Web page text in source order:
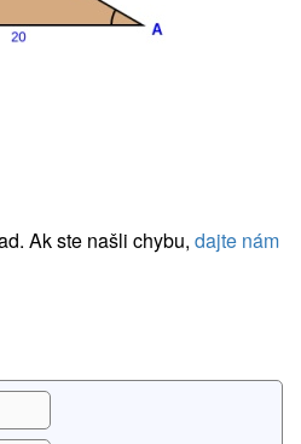
Ak ste našli chybu, dajte nám